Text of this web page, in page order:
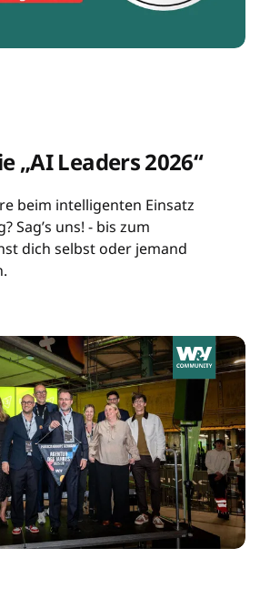
„AI Leaders 2026“
beim intelligenten Einsatz
Sag’s uns! - bis zum
dich selbst oder jemand